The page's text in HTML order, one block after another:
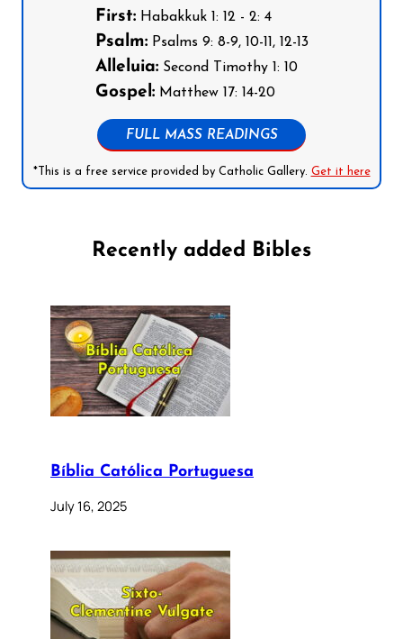
First:Habakkuk 1: 12 - 2: 4
Psalm:Psalms 9: 8-9, 10-11, 12-13
Alleluia:Second Timothy 1: 10
Gospel:Matthew 17: 14-20
FULL MASS READINGS
*This is a free service provided by Catholic Gallery. Get it here
Recently added Bibles
Bíblia Católica Portuguesa
July 16, 2025